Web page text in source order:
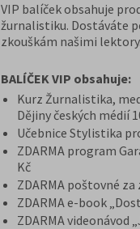
VIP balíček obsahuje
žurnalistiku. Dostáváte
zkouškám našimi lektory.
BALÍČEK VIP obsahuje:
Kurz Žurnalistika,
Dějiny českých médií
Učebnice Stylistika
ZDARMA program
Kč
ZDARMA poštovné
ZDARMA e-book
ZDARMA videonávod